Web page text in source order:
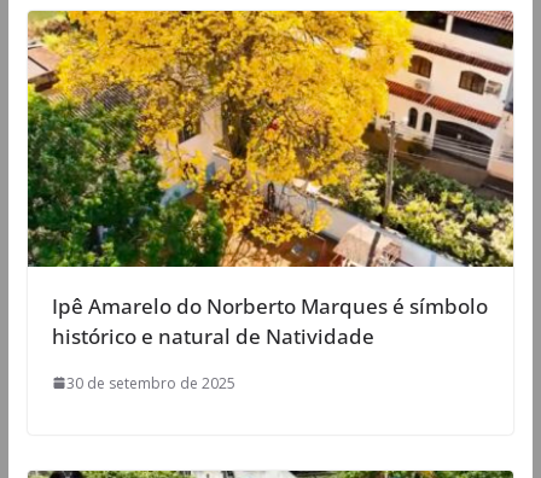
Ipê Amarelo do Norberto Marques é símbolo
histórico e natural de Natividade
30 de setembro de 2025